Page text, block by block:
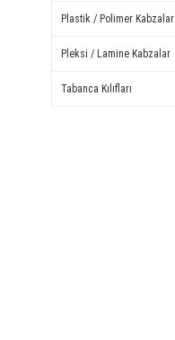
Plastik / Polimer Kabzalar
Pleksi / Lamine Kabzalar
Tabanca Kılıfları